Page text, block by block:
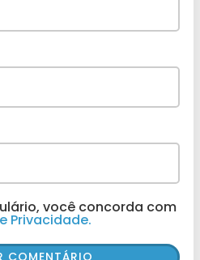
você concorda com
Privacidade.